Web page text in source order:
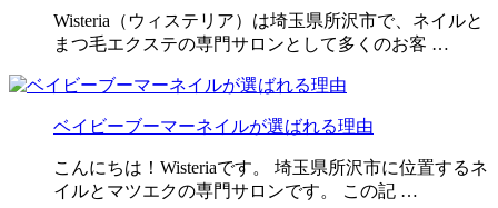
Wisteria（ウィステリア）は埼玉県所沢市で、ネイルと
まつ毛エクステの専門サロンとして多くのお客 …
ベイビーブーマーネイルが選ばれる理由
こんにちは！Wisteriaです。 埼玉県所沢市に位置するネ
イルとマツエクの専門サロンです。 この記 …